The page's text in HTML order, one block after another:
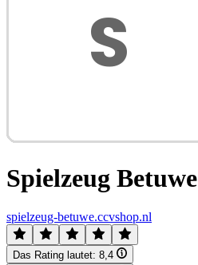
Spielzeug Betuwe
spielzeug-betuwe.ccvshop.nl
Das Rating lautet: 8,4